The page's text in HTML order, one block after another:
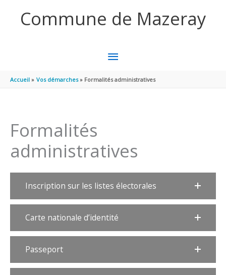
Commune de Mazeray
MENU
PRINCIPAL
Accueil Vos démarches Formalités administratives
Formalités
administratives
Inscription sur les listes électorales
Carte nationale d’identité
Passeport